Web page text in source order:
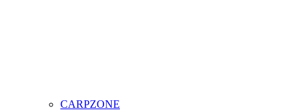
CARPZONE